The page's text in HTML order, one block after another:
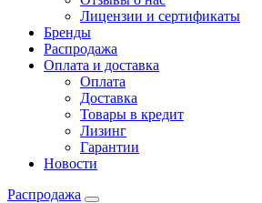
Лицензии и сертификаты
Бренды
Распродажа
Оплата и доставка
Оплата
Доставка
Товары в кредит
Лизинг
Гарантии
Новости
Распродажа